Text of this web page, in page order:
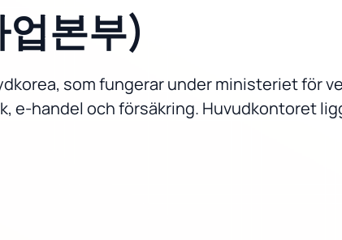
본부)
som fungerar under ministeriet för
e-handel och försäkring. Huvudkontoret